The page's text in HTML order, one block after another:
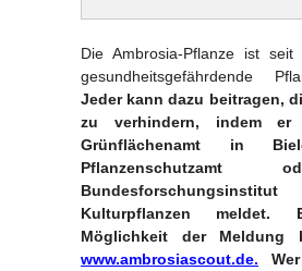
Die Ambrosia-Pflanze ist
gesundheitsgefährdende
Jeder kann dazu beitragen,
zu verhindern, indem er
Grünflächenamt in
Pflanzenschutzamt
Kulturpflanzen meldet.
Möglichkeit der Meldung
www.ambrosiascout.de.